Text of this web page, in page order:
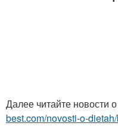
Далее читайте новости
best.com/novosti-o-